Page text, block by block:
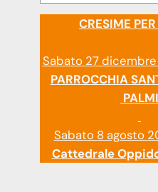
CRESIME
Sabato 27
PARROCCHIA
PALMI
Sabato 8 agosto
Cattedrale